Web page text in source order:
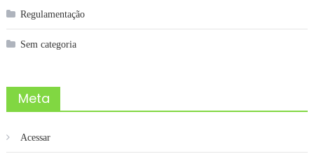
Regulamentação
Sem categoria
Meta
Acessar